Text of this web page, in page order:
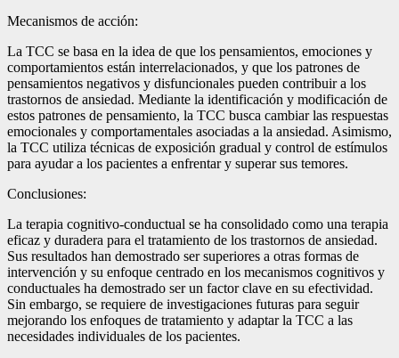
Mecanismos de acción:
La TCC se basa en la idea de que los pensamientos, emociones y
comportamientos están interrelacionados, y que los patrones de
pensamientos negativos y disfuncionales pueden contribuir a los
trastornos de ansiedad. Mediante la identificación y modificación de
estos patrones de pensamiento, la TCC busca cambiar las respuestas
emocionales y comportamentales asociadas a la ansiedad. Asimismo,
la TCC utiliza técnicas de exposición gradual y control de estímulos
para ayudar a los pacientes a enfrentar y superar sus temores.
Conclusiones:
La terapia cognitivo-conductual se ha consolidado como una terapia
eficaz y duradera para el tratamiento de los trastornos de ansiedad.
Sus resultados han demostrado ser superiores a otras formas de
intervención y su enfoque centrado en los mecanismos cognitivos y
conductuales ha demostrado ser un factor clave en su efectividad.
Sin embargo, se requiere de investigaciones futuras para seguir
mejorando los enfoques de tratamiento y adaptar la TCC a las
necesidades individuales de los pacientes.